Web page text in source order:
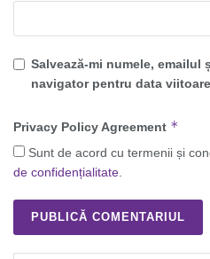
Salvează-mi numele, emailul
navigator pentru data
Privacy Policy Agreement *
Sunt de acord cu termenii și
de confidențialitate.